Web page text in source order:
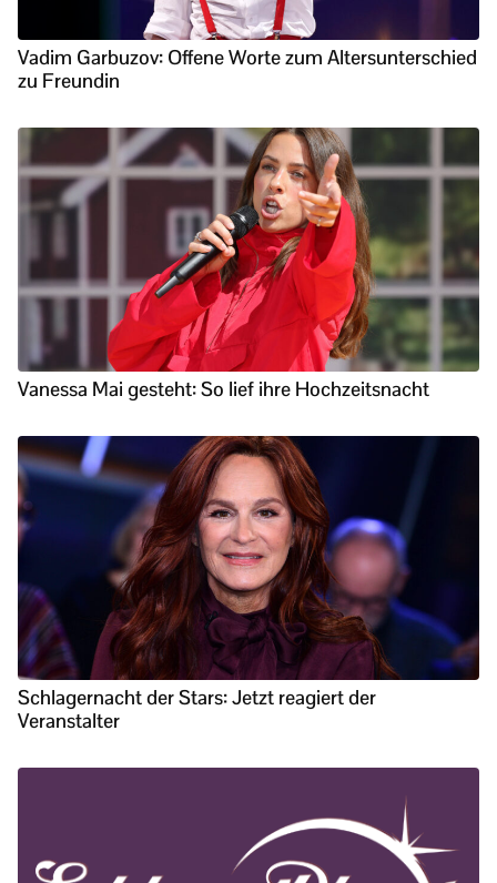
Vadim Garbuzov: Offene Worte zum Altersunterschied
zu Freundin
Vanessa Mai gesteht: So lief ihre Hochzeitsnacht
Schlagernacht der Stars: Jetzt reagiert der
Veranstalter